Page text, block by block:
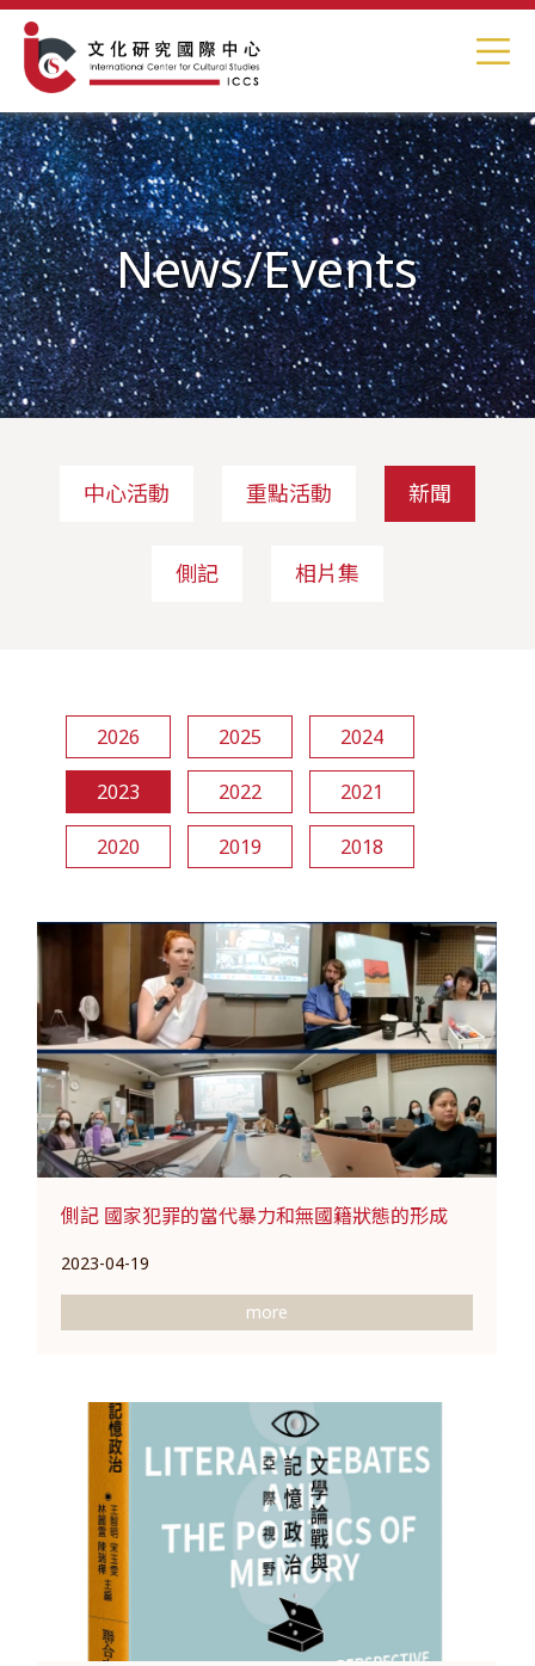
News/Events
中心活動 重點活動 新聞
側記 相片集
2026 2025 2024
2023 2022 2021
2020 2019 2018
側記 國家犯罪的當代暴力和無國籍狀態的形成
2023-04-19
more